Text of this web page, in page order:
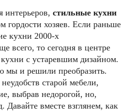
интерьеров, стильные кухни
гордости хозяев. Если раньше
кухни 2000-х
всего, то сегодня в центре
с устаревшим дизайном.
мы и решили преобразить.
старой мебели,
выбрав недорогой, но,
Давайте вместе взглянем, как